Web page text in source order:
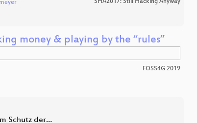
SHA2017: Still Hacking Anyway
money & playing by the “rules”
FOSS4G 2019
Schutz der…